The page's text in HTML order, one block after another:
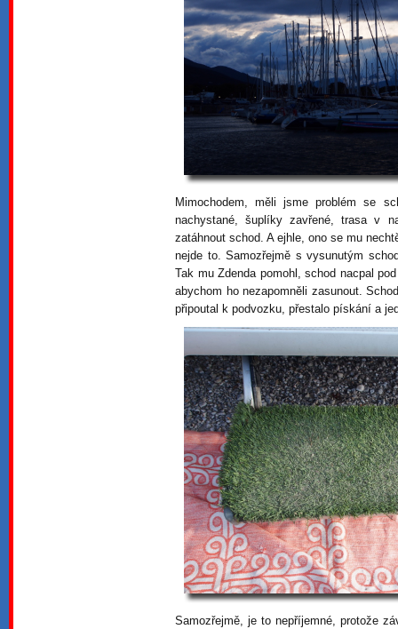
Mimochodem, měli jsme problém se
nachystané, šuplíky zavřené, trasa v
zatáhnout schod. A ejhle, ono se mu
nejde to. Samozřejmě s vysunutým
Tak mu Zdenda pomohl, schod nacpal
abychom ho nezapomněli zasunout.
připoutal k podvozku, přestalo pískání a
Samozřejmě, je to nepříjemné, protože